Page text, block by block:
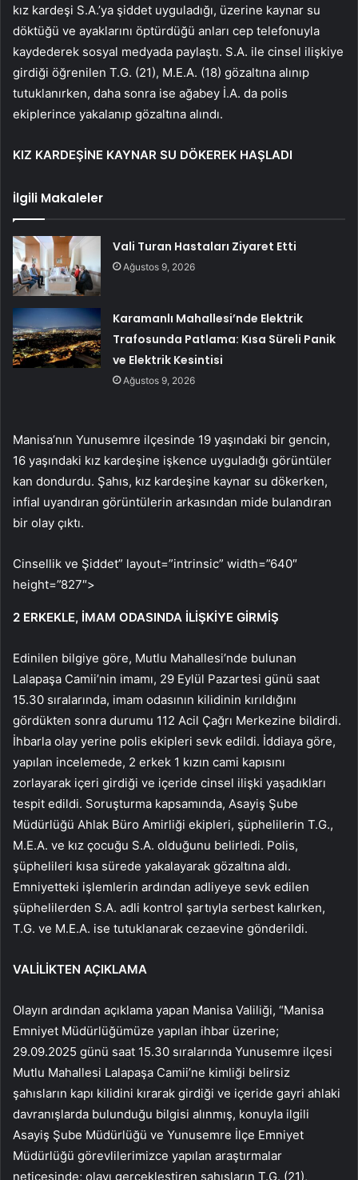
kız kardeşi S.A.’ya şiddet uyguladığı, üzerine kaynar su
döktüğü ve ayaklarını öptürdüğü anları cep telefonuyla
kaydederek sosyal medyada paylaştı. S.A. ile cinsel ilişkiye
girdiği öğrenilen T.G. (21), M.E.A. (18) gözaltına alınıp
tutuklanırken, daha sonra ise ağabey İ.A. da polis
ekiplerince yakalanıp gözaltına alındı.
KIZ KARDEŞİNE KAYNAR SU DÖKEREK HAŞLADI
İlgili Makaleler
Vali Turan Hastaları Ziyaret Etti
Ağustos 9, 2026
Karamanlı Mahallesi’nde Elektrik
Trafosunda Patlama: Kısa Süreli Panik
ve Elektrik Kesintisi
Ağustos 9, 2026
Manisa’nın Yunusemre ilçesinde 19 yaşındaki bir gencin,
16 yaşındaki kız kardeşine işkence uyguladığı görüntüler
kan dondurdu. Şahıs, kız kardeşine kaynar su dökerken,
infial uyandıran görüntülerin arkasından mide bulandıran
bir olay çıktı.
Cinsellik ve Şiddet” layout=”intrinsic” width=”640″
height=”827″>
2 ERKEKLE, İMAM ODASINDA İLİŞKİYE GİRMİŞ
Edinilen bilgiye göre, Mutlu Mahallesi’nde bulunan
Lalapaşa Camii’nin imamı, 29 Eylül Pazartesi günü saat
15.30 sıralarında, imam odasının kilidinin kırıldığını
gördükten sonra durumu 112 Acil Çağrı Merkezine bildirdi.
İhbarla olay yerine polis ekipleri sevk edildi. İddiaya göre,
yapılan incelemede, 2 erkek 1 kızın cami kapısını
zorlayarak içeri girdiği ve içeride cinsel ilişki yaşadıkları
tespit edildi. Soruşturma kapsamında, Asayiş Şube
Müdürlüğü Ahlak Büro Amirliği ekipleri, şüphelilerin T.G.,
M.E.A. ve kız çocuğu S.A. olduğunu belirledi. Polis,
şüphelileri kısa sürede yakalayarak gözaltına aldı.
Emniyetteki işlemlerin ardından adliyeye sevk edilen
şüphelilerden S.A. adli kontrol şartıyla serbest kalırken,
T.G. ve M.E.A. ise tutuklanarak cezaevine gönderildi.
VALİLİKTEN AÇIKLAMA
Olayın ardından açıklama yapan Manisa Valiliği, “Manisa
Emniyet Müdürlüğümüze yapılan ihbar üzerine;
29.09.2025 günü saat 15.30 sıralarında Yunusemre ilçesi
Mutlu Mahallesi Lalapaşa Camii’ne kimliği belirsiz
şahısların kapı kilidini kırarak girdiği ve içeride gayri ahlaki
davranışlarda bulunduğu bilgisi alınmış, konuyla ilgili
Asayiş Şube Müdürlüğü ve Yunusemre İlçe Emniyet
Müdürlüğü görevlilerimizce yapılan araştırmalar
neticesinde; olayı gerçekleştiren şahısların T.G. (21),